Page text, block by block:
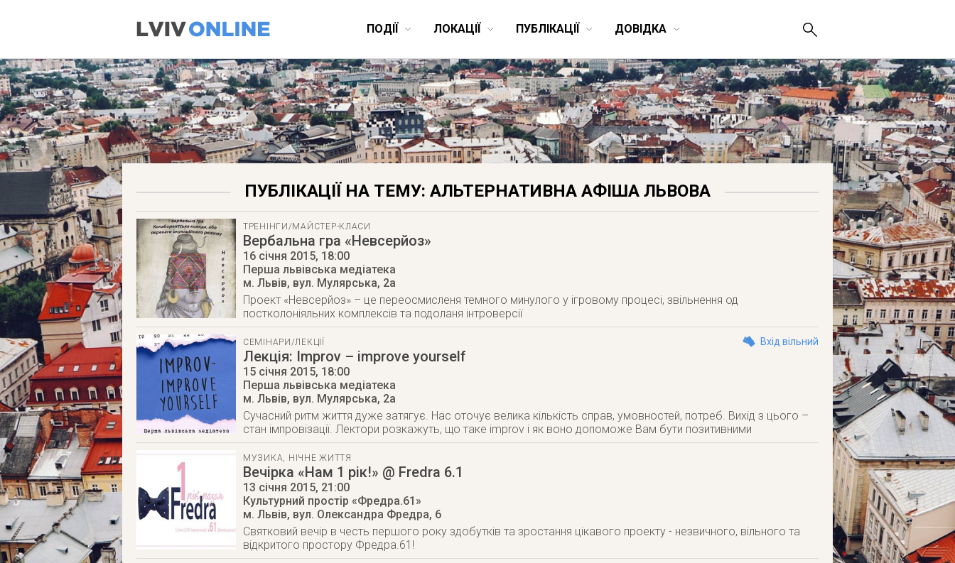
ПОДІЇ ЛОКАЦІЇ ПУБЛІКАЦІЇ ДОВІДКА
ПУБЛІКАЦІЇ НА ТЕМУ: АЛЬТЕРНАТИВНА АФІША ЛЬВОВА
ТРЕНІНГИ/МАЙСТЕР-КЛАСИ
Вербальна гра «Невсерйоз»
16 січня 2015, 18:00
Перша львівська медіатека
м. Львів, вул. Мулярська, 2а
Проект «Невсерйоз» – це переосмисленя темного минулого у iгровому процесi, звiльнення од
постколонiяльних комплексiв та подоланя iнтроверсiї
СЕМІНАРИ/ЛЕКЦІЇ Вхід вільний
Лекція: Improv – improve yourself
15 січня 2015, 18:00
Перша львівська медіатека
м. Львів, вул. Мулярська, 2а
Сучасний ритм життя дуже затягує. Нас оточує велика кількість справ, умовностей, потреб. Вихід з цього –
стан імпровізації. Лектори розкажуть, що таке improv і як воно допоможе Вам бути позитивними
МУЗИКА, НІЧНЕ ЖИТТЯ
Вечірка «Нам 1 рік!» @ Fredra 6.1
13 січня 2015, 21:00
Культурний простір «Фредра.61»
м. Львів, вул. Олександра Фредра, 6
Святковий вечір в честь першого року здобутків та зростання цікавого проекту - незвичного, вільного та
відкритого простору Фредра.61!